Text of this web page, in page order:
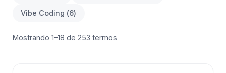
Vibe Coding (6)
Mostrando 1–18 de 253 termos